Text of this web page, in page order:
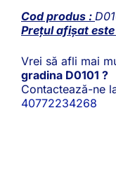
Cod produs :
Prețul afișat
Vrei să afli mai
gradina D0101 ?
Contactează-ne
40772234268